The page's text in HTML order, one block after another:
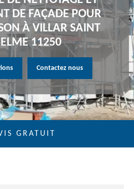
DE FAÇADE POUR
À VILLAR SAINT
11250
Contactez nous
GRATUIT